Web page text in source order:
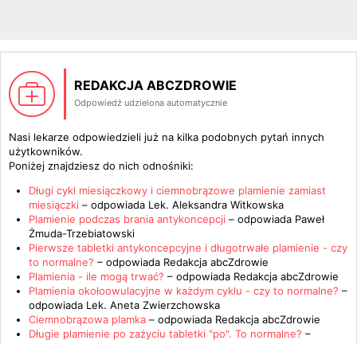
REDAKCJA ABCZDROWIE
Odpowiedź udzielona automatycznie
Nasi lekarze odpowiedzieli już na kilka podobnych pytań innych
użytkowników.
Poniżej znajdziesz do nich odnośniki:
Długi cykl miesiączkowy i ciemnobrązowe plamienie zamiast
miesiączki – odpowiada Lek. Aleksandra Witkowska
Plamienie podczas brania antykoncepcji – odpowiada Paweł
Żmuda-Trzebiatowski
Pierwsze tabletki antykoncepcyjne i długotrwałe plamienie - czy
to normalne? – odpowiada Redakcja abcZdrowie
Plamienia - ile mogą trwać? – odpowiada Redakcja abcZdrowie
Plamienia okołoowulacyjne w każdym cyklu - czy to normalne? –
odpowiada Lek. Aneta Zwierzchowska
Ciemnobrązowa plamka – odpowiada Redakcja abcZdrowie
Długie plamienie po zażyciu tabletki "po". To normalne? –